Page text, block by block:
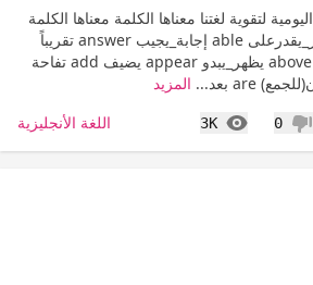
لتقوية لغتنا معناها الكلمة معناها الكلمة
غضب_يغضب anger قادر_يقدرعلى able إجابة_يجيب answer تقريباً
about أي_أيما any فوق above يظهر_يبدو appear يضيف add تفاحة
المزيد
عدم إعجاب
0
3K
المشاهدات اللغة الأنجليزية